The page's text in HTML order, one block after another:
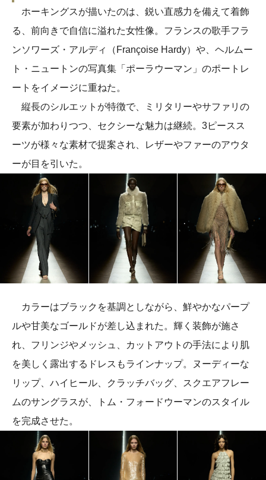
ホーキングスが描いたのは、鋭い直感力を備えて着飾
る、前向きで自信に溢れた女性像。フランスの歌手フラ
ンソワーズ・アルディ（Françoise Hardy）や、ヘルムー
ト・ニュートンの写真集「ポーラウーマン」のポートレ
ートをイメージに重ねた。
縦長のシルエットが特徴で、ミリタリーやサファリの
要素が加わりつつ、セクシーな魅力は継続。3ピースス
ーツが様々な素材で提案され、レザーやファーのアウタ
ーが目を引いた。
カラーはブラックを基調としながら、鮮やかなパープ
ルや甘美なゴールドが差し込まれた。輝く装飾が施さ
れ、フリンジやメッシュ、カットアウトの手法により肌
を美しく露出するドレスもラインナップ。ヌーディーな
リップ、ハイヒール、クラッチバッグ、スクエアフレー
ムのサングラスが、トム・フォードウーマンのスタイル
を完成させた。